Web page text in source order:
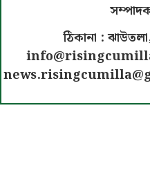
ঠিকানা :